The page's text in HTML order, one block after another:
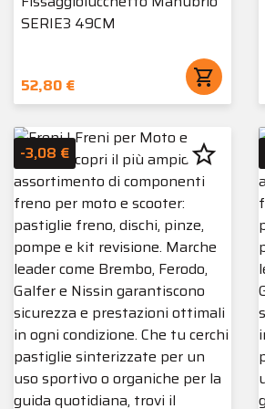
SERIE3 49CM
52,80 € shopping_cart
-3,08 € star_border